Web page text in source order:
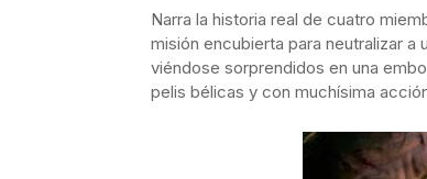
Narra la historia real de cuatro
misión encubierta para neutralizar a
viéndose sorprendidos en una
pelis bélicas y con muchísima